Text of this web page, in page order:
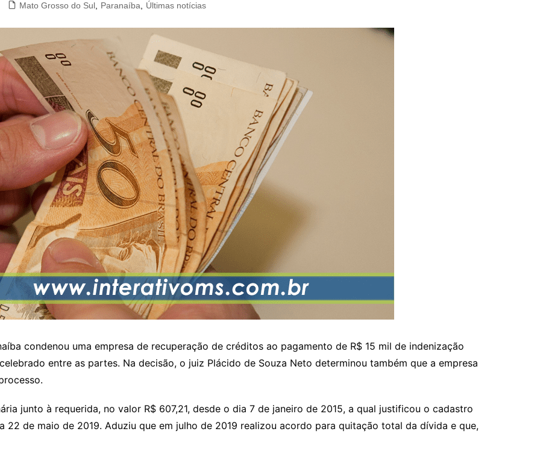
Mato Grosso do Sul Paranaíba Últimas notícias
condenou uma empresa de recuperação de créditos ao pagamento de R$ 15 mil de indenização
entre as partes. Na decisão, o juiz Plácido de Souza Neto determinou também que a empresa
junto à requerida, no valor R$ 607,21, desde o dia 7 de janeiro de 2015, a qual justificou o cadastro
22 de maio de 2019. Aduziu que em julho de 2019 realizou acordo para quitação total da dívida e que,